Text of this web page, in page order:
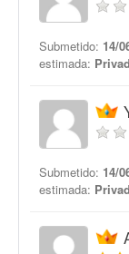
Submetido: 14/
estimada:
Submetido: 14/
estimada: